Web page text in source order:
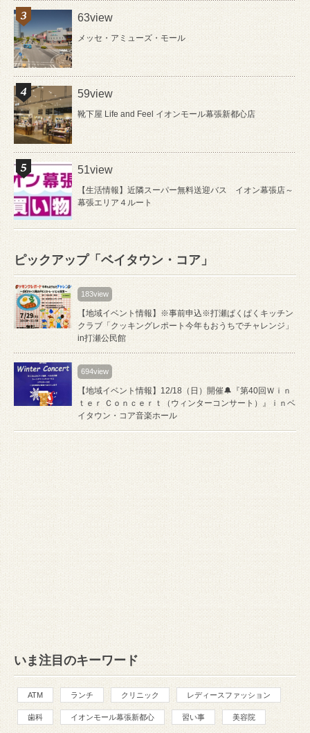
63view
メッセ・アミューズ・モール
59view
靴下屋 Life and Feel イオンモール幕張新都心店
51view
【生活情報】近隣スーパー無料送迎バス イオン幕張店～
幕張エリア４ルート
ピックアップ「ベイタウン・コア」
183view
【地域イベント情報】※事前申込※打瀬ぱくぱくキッチン
クラブ「クッキングレポート今年もおうちでチャレンジ」
in打瀬公民館
694view
【地域イベント情報】12/18（日）開催🔔『第40回Ｗｉｎ
ｔｅｒ Ｃｏｎｃｅｒｔ（ウィンターコンサート）』ｉｎベ
イタウン・コア音楽ホール
いま注目のキーワード
ATM ランチ クリニック レディースファッション
歯科 イオンモール幕張新都心 習い事 美容院